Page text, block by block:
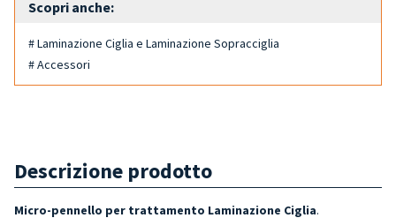
Scopri anche:
# Laminazione Ciglia e Laminazione Sopracciglia
# Accessori
Descrizione prodotto
Micro-pennello per trattamento Laminazione Ciglia.